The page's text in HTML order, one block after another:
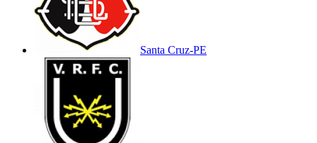
Santa Cruz-PE